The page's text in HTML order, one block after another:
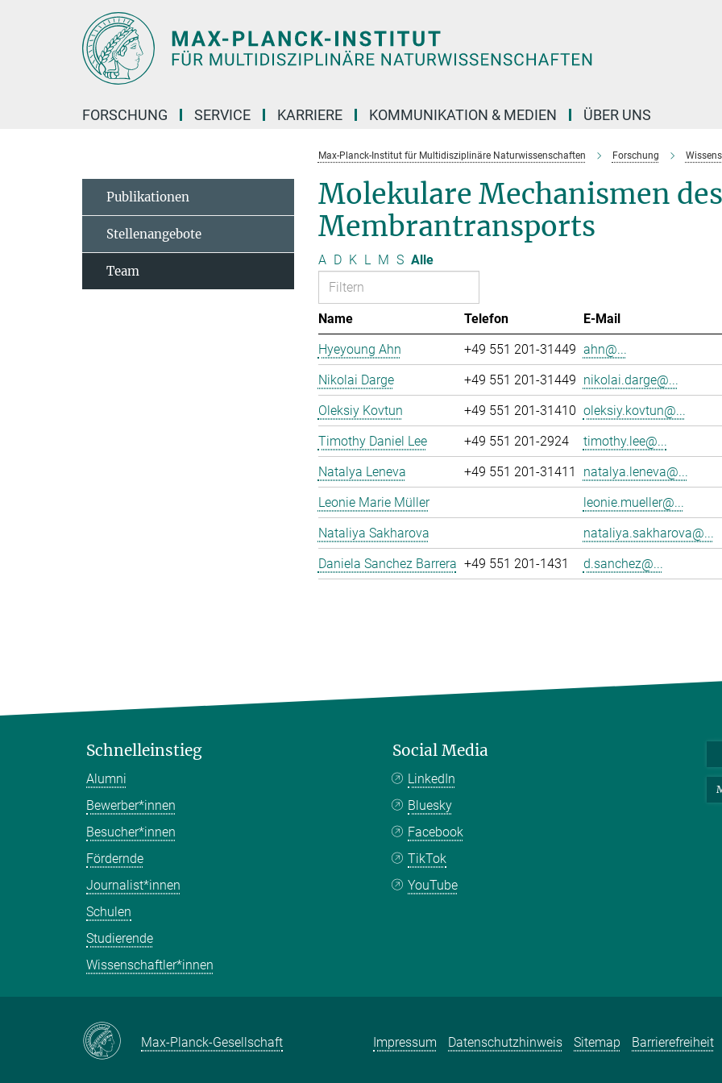
FORSCHUNG SERVICE KARRIERE KOMMUNIKATION & MEDIEN ÜBER UNS
Max-Planck-Institut für Multidisziplinäre Naturwissenschaften Forschung
Molekulare Mechanismen des
Membrantransports
A D K L M S Alle
Name Telefon
E-Mail
Hyeyoung Ahn
+49 551 201-31449 ahn@...
Nikolai Darge
+49 551 201-31449 nikolai.darge@...
Oleksiy Kovtun
+49 551 201-31410 oleksiy.kovtun@...
Timothy Daniel Lee
+49 551 201-2924
timothy.lee@...
Natalya Leneva
+49 551 201-31411
natalya.leneva@...
Leonie Marie Müller
leonie.mueller@...
Nataliya Sakharova
nataliya.sakharova@...
Daniela Sanchez Barrera +49 551 201-1431 d.sanchez@...
Publikationen
Stellenangebote
Team
Schnelleinstieg
Alumni
Bewerber*innen
Besucher*innen
Fördernde
Journalist*innen
Schulen
Studierende
Wissenschaftler*innen
Social Media
LinkedIn
Bluesky
Facebook
TikTok
YouTube
Max-Planck-Gesellschaft Impressum Datenschutzhinweis Sitemap Barrierefreiheit